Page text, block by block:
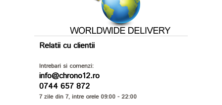
Relatii cu clientii
Intrebari si comenzi:
info@chrono12.ro
0744 657 872
7 zile din 7, intre orele 09:00 - 22:00